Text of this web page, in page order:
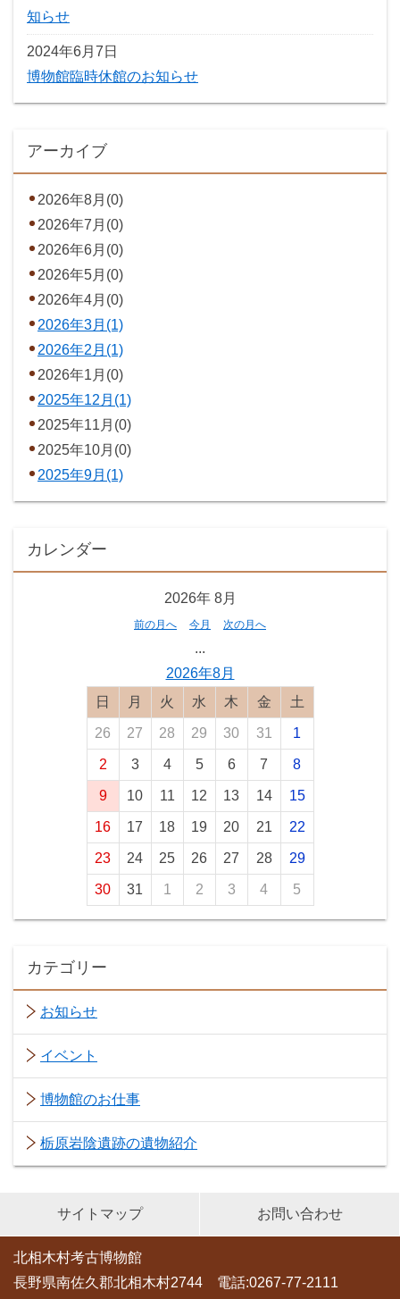
知らせ
2024年6月7日
博物館臨時休館のお知らせ
アーカイブ
2026年8月(0)
2026年7月(0)
2026年6月(0)
2026年5月(0)
2026年4月(0)
2026年3月(1)
2026年2月(1)
2026年1月(0)
2025年12月(1)
2025年11月(0)
2025年10月(0)
2025年9月(1)
カレンダー
2026年 8月
前の月へ 今月 次の月へ
...
2026年8月
日曜日月曜日火曜日水曜日木曜日金曜日土曜日
26 27 28 29 30 31 1
2 3 4 5 6 7 8
9 10 11 12 13 14 15
16 17 18 19 20 21 22
23 24 25 26 27 28 29
30 31 1 2 3 4 5
カテゴリー
お知らせ
イベント
博物館のお仕事
栃原岩陰遺跡の遺物紹介
サイトマップ お問い合わせ
北相木村考古博物館
長野県南佐久郡北相木村2744 電話:0267-77-2111